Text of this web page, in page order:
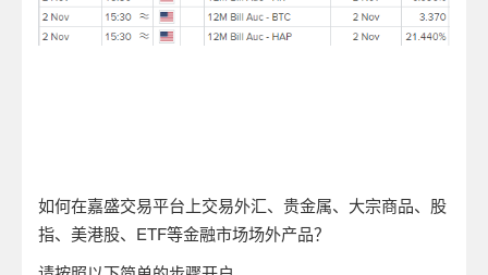
如何在嘉盛交易平台上交易外汇、贵金属、大宗商品、股
指、美港股、ETF等金融市场场外产品？